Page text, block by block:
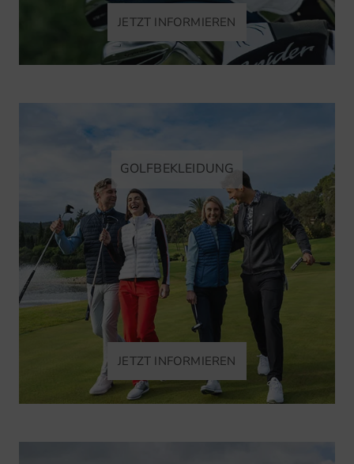
JETZT INFORMIEREN
GOLFBEKLEIDUNG
JETZT INFORMIEREN